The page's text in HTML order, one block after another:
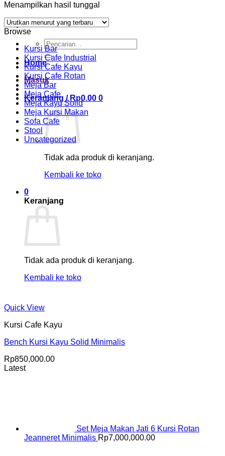
Pencarian
untuk:
Home
Masuk
Keranjang / Rp0.00 0
Tidak ada produk di keranjang.
Kembali ke toko
0
Keranjang
Tidak ada produk di keranjang.
Kembali ke toko
Menampilkan hasil tunggal
Browse
Kursi Bar
Kursi Cafe Industrial
Kursi Cafe Kayu
Kursi Cafe Rotan
Meja Bar
Meja Cafe
Meja Kayu Solid
Meja Kursi Makan
Sofa Cafe
Stool
Uncategorized
Quick View
Kursi Cafe Kayu
Bench Kursi Kayu Solid Minimalis
Rp850,000.00
Latest
Set Meja Makan Jati 6 Kursi Rotan
Jeanneret Minimalis Rp7,000,000.00